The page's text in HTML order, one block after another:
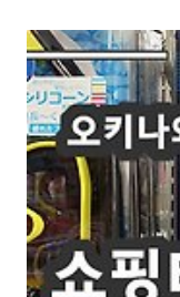
견! 보통 예약을 하면 19
괜찮을거 같아서 18시경
肉バカ一代)" 위치 ・주
83-3 ・전화번호 : 050-
쿠 바카이치다이(焼肉バ
도착..